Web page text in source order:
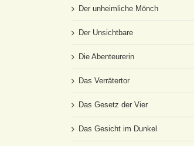
Der unheimliche Mönch
Der Unsichtbare
Die Abenteurerin
Das Verrätertor
Das Gesetz der Vier
Das Gesicht im Dunkel